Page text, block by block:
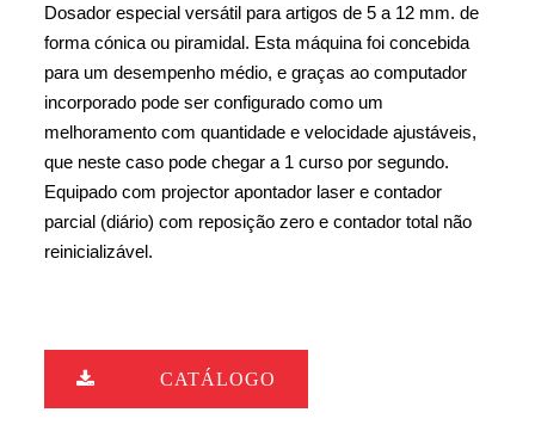
Dosador especial versátil para artigos de 5 a 12 mm. de
forma cónica ou piramidal. Esta máquina foi concebida
para um desempenho médio, e graças ao computador
incorporado pode ser configurado como um
melhoramento com quantidade e velocidade ajustáveis,
que neste caso pode chegar a 1 curso por segundo.
Equipado com projector apontador laser e contador
parcial (diário) com reposição zero e contador total não
reinicializável.
CATÁLOGO